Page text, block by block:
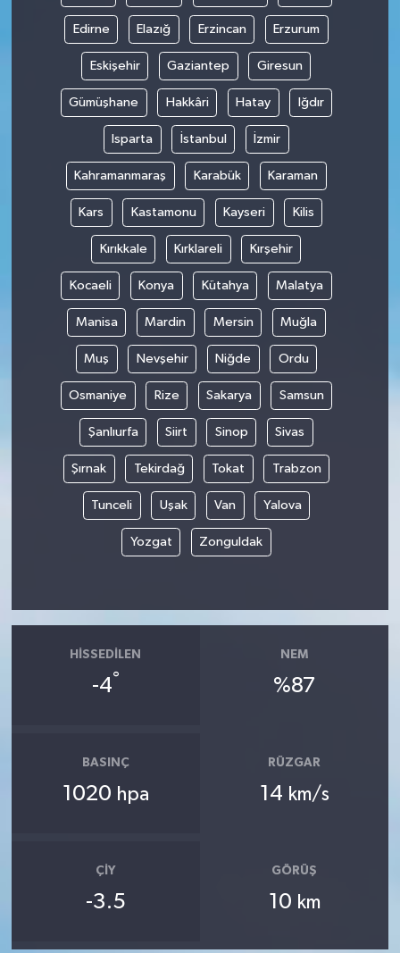
Edirne Elazığ Erzincan Erzurum
Eskişehir Gaziantep Giresun
Gümüşhane Hakkâri Hatay Iğdır
Isparta İstanbul İzmir
Kahramanmaraş Karabük Karaman
Kars Kastamonu Kayseri Kilis
Kırıkkale Kırklareli Kırşehir
Kocaeli Konya Kütahya Malatya
Manisa Mardin Mersin Muğla
Muş Nevşehir Niğde Ordu
Osmaniye Rize Sakarya Samsun
Şanlıurfa Siirt Sinop Sivas
Şırnak Tekirdağ Tokat Trabzon
Tunceli Uşak Van Yalova
Yozgat Zonguldak
HISSEDILEN
-4°
NEM
%87
BASINÇ
1020 hpa
RÜZGAR
14 km/s
ÇIY
-3.5
GÖRÜŞ
10 km